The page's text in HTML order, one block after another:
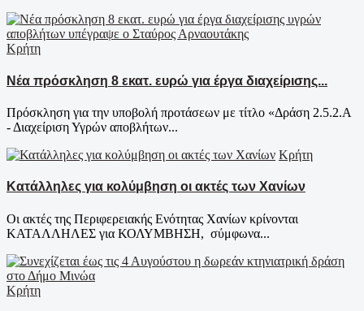
Κρήτη
Νέα πρόσκληση 8 εκατ. ευρώ για έργα διαχείρισης...
Πρόσκληση για την υποβολή προτάσεων με τίτλο «Δράση 2.5.2.Α
- Διαχείριση Υγρών αποβλήτων...
Κρήτη
Κατάλληλες για κολύμβηση οι ακτές των Χανίων
Οι ακτές της Περιφερειακής Ενότητας Χανίων κρίνονται
ΚΑΤΑΛΛΗΛΕΣ για ΚΟΛΥΜΒΗΣΗ, σύμφωνα...
Κρήτη